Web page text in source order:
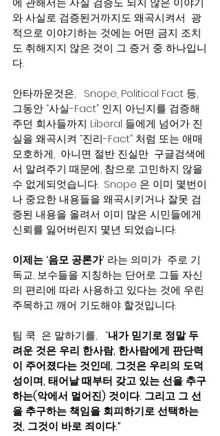
와 사실로 검증된거까지도 왜곡시켜서  광
적으로 이야기하는 것에는 어떤 금지 조치
도 취해지지 않은 것이 그 증거 중 하나입니
다.
안타까운것은,   Snope, Political Fact 등,
그동안 “사실-Fact” 인지 아닌지를 검증해
주던 회사들까지 Liberal 들에게 넘어가 진
실을 왜곡시켜 “진리-Fact” 처럼 또는 애매
모호하게,  아니면 절반 진실만  구글검색에
서 알려주기 때문에, 참으로 고민하지 않을
수 없게되엇습니다.  Snope 은 이미 몇번이
나 중요한 내용들을 왜곡시키거나 잘못 검
증된 내용을 올려서 이미 많은 시민들에게
신뢰를 잃어버린지 몇년 되었습니다.
이제는 ‘음모 공론가’ 라는 의미가  주로 기
독교, 보수들을 지칭하는 단어로 그들 자신
의 편리에 따라 사용하고 있다는 것에 우린
주목하고 깨어 기도해야 할것입니다.
팀 쿡  은 말하기를,   “내가 믿기로 정말 두
려운 것은 우리 한사람, 한사람에게 판단력
이 주어졌다는 것인데, 그것은 우리의 도덕
성이며, 태어날 때부터 갖고 있는 선을 추구
하는(악에서 멀어진) 것이다. 그리고 그 선
을 추구하는 책임을 회피하기로 선택하는
것, 그것이 바로 죄이다.”